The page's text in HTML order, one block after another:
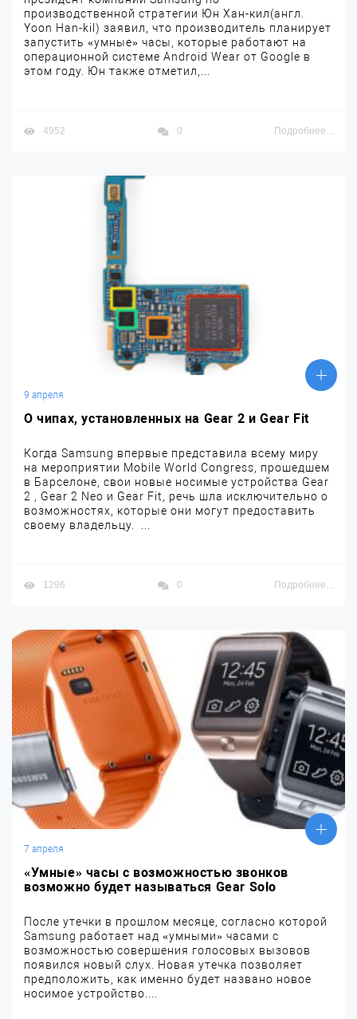
производственной стратегии Юн Хан-кил(англ.
Yoon Han-kil) заявил, что производитель планирует
запустить «умные» часы, которые работают на
операционной системе Android Wear от Google в
этом году. Юн также отметил,...
4952 0 Подробнее...
9 апреля
О чипах, установленных на Gear 2 и Gear Fit
Когда Samsung впервые представила всему миру
на мероприятии Mobile World Congress, прошедшем
в Барселоне, свои новые носимые устройства Gear
2 , Gear 2 Neo и Gear Fit, речь шла исключительно о
возможностях, которые они могут предоставить
своему владельцу. ...
1296 0 Подробнее...
7 апреля
«Умные» часы с возможностью звонков
возможно будет называться Gear Solo
После утечки в прошлом месяце, согласно которой
Samsung работает над «умными» часами с
возможностью совершения голосовых вызовов
появился новый слух. Новая утечка позволяет
предположить, как именно будет названо новое
носимое устройство....